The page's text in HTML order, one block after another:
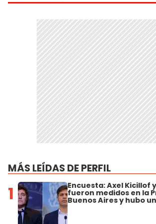
MÁS LEÍDAS DE PERFIL
1 Encuesta: Axel Kicillof
fueron medidos en la
Buenos Aires y hubo